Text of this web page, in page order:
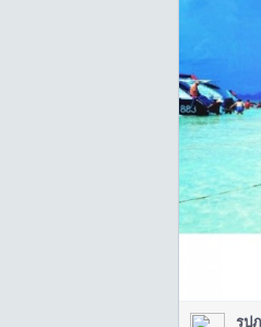
รูป